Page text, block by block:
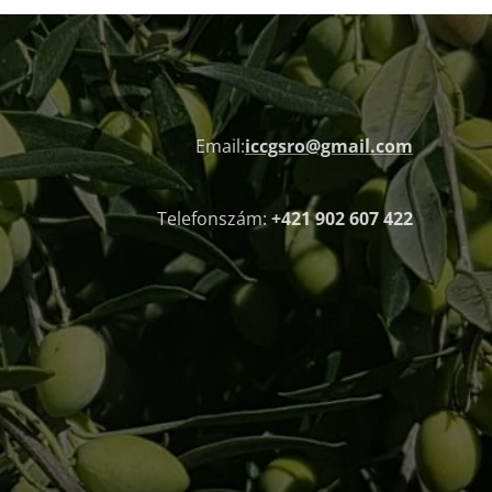
Email:iccgsro@gmail.com
Telefonszám: +421 902 607 422